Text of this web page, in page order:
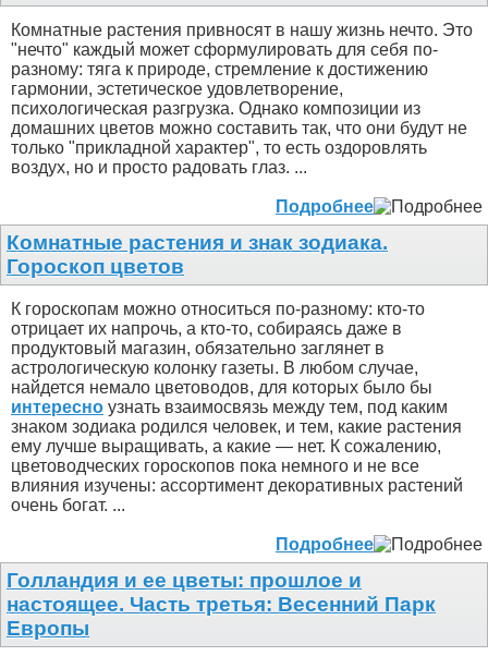
Комнатные растения привносят в нашу жизнь нечто. Это
"нечто" каждый может сформулировать для себя по-
разному: тяга к природе, стремление к достижению
гармонии, эстетическое удовлетворение,
психологическая разгрузка. Однако композиции из
домашних цветов можно составить так, что они будут не
только "прикладной характер", то есть оздоровлять
воздух, но и просто радовать глаз. ...
Подробнее
Комнатные растения и знак зодиака.
Гороскоп цветов
К гороскопам можно относиться по-разному: кто-то
отрицает их напрочь, а кто-то, собираясь даже в
продуктовый магазин, обязательно заглянет в
астрологическую колонку газеты. В любом случае,
найдется немало цветоводов, для которых было бы
интересно узнать взаимосвязь между тем, под каким
знаком зодиака родился человек, и тем, какие растения
ему лучше выращивать, а какие — нет. К сожалению,
цветоводческих гороскопов пока немного и не все
влияния изучены: ассортимент декоративных растений
очень богат. ...
Подробнее
Голландия и ее цветы: прошлое и
настоящее. Часть третья: Весенний Парк
Европы